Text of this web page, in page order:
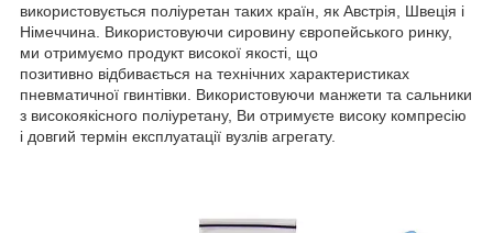
використовується поліуретан таких країн, як Австрія, Швеція і
Німеччина. Використовуючи сировину європейського ринку,
ми отримуємо продукт високої якості, що
позитивно відбивається на технічних характеристиках
пневматичної гвинтівки. Використовуючи манжети та сальники
з високоякісного поліуретану, Ви отримуєте високу компресію
і довгий термін експлуатації вузлів агрегату.